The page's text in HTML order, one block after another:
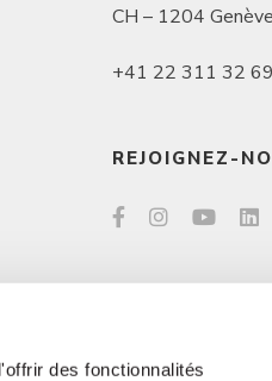
des fonctionnalités
CH – 1204 Genève
+41 22 311 32 69
REJOIGNEZ-